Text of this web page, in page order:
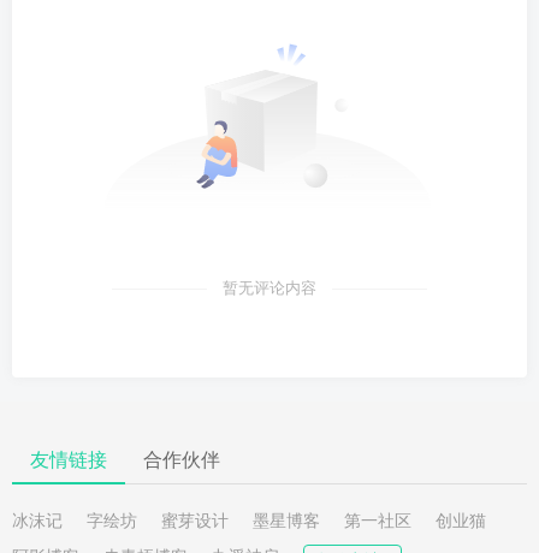
暂无评论内容
友情链接 合作伙伴
冰沫记 字绘坊 蜜芽设计 墨星博客 第一社区
创业猫